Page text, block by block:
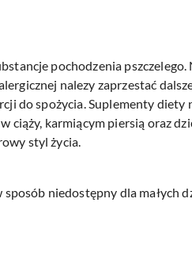
pochodzenia pszczelego.
nalezy zaprzestać
do spożycia. Suplementy
ciąży, karmiącym piersią oraz
styl życia.
niedostępny dla małych